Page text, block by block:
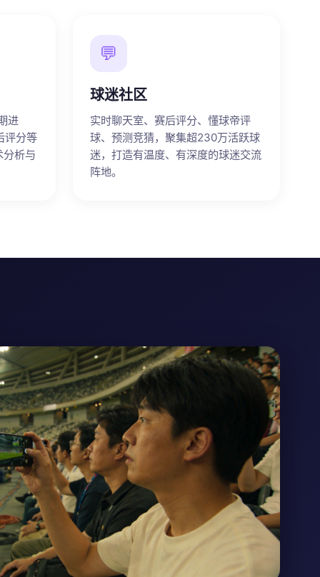
进
评分等
析与
💬
球迷社区
实时聊天室、赛后评分、懂球帝评
球、预测竞猜，聚集超230万活跃球
迷，打造有温度、有深度的球迷交流
阵地。